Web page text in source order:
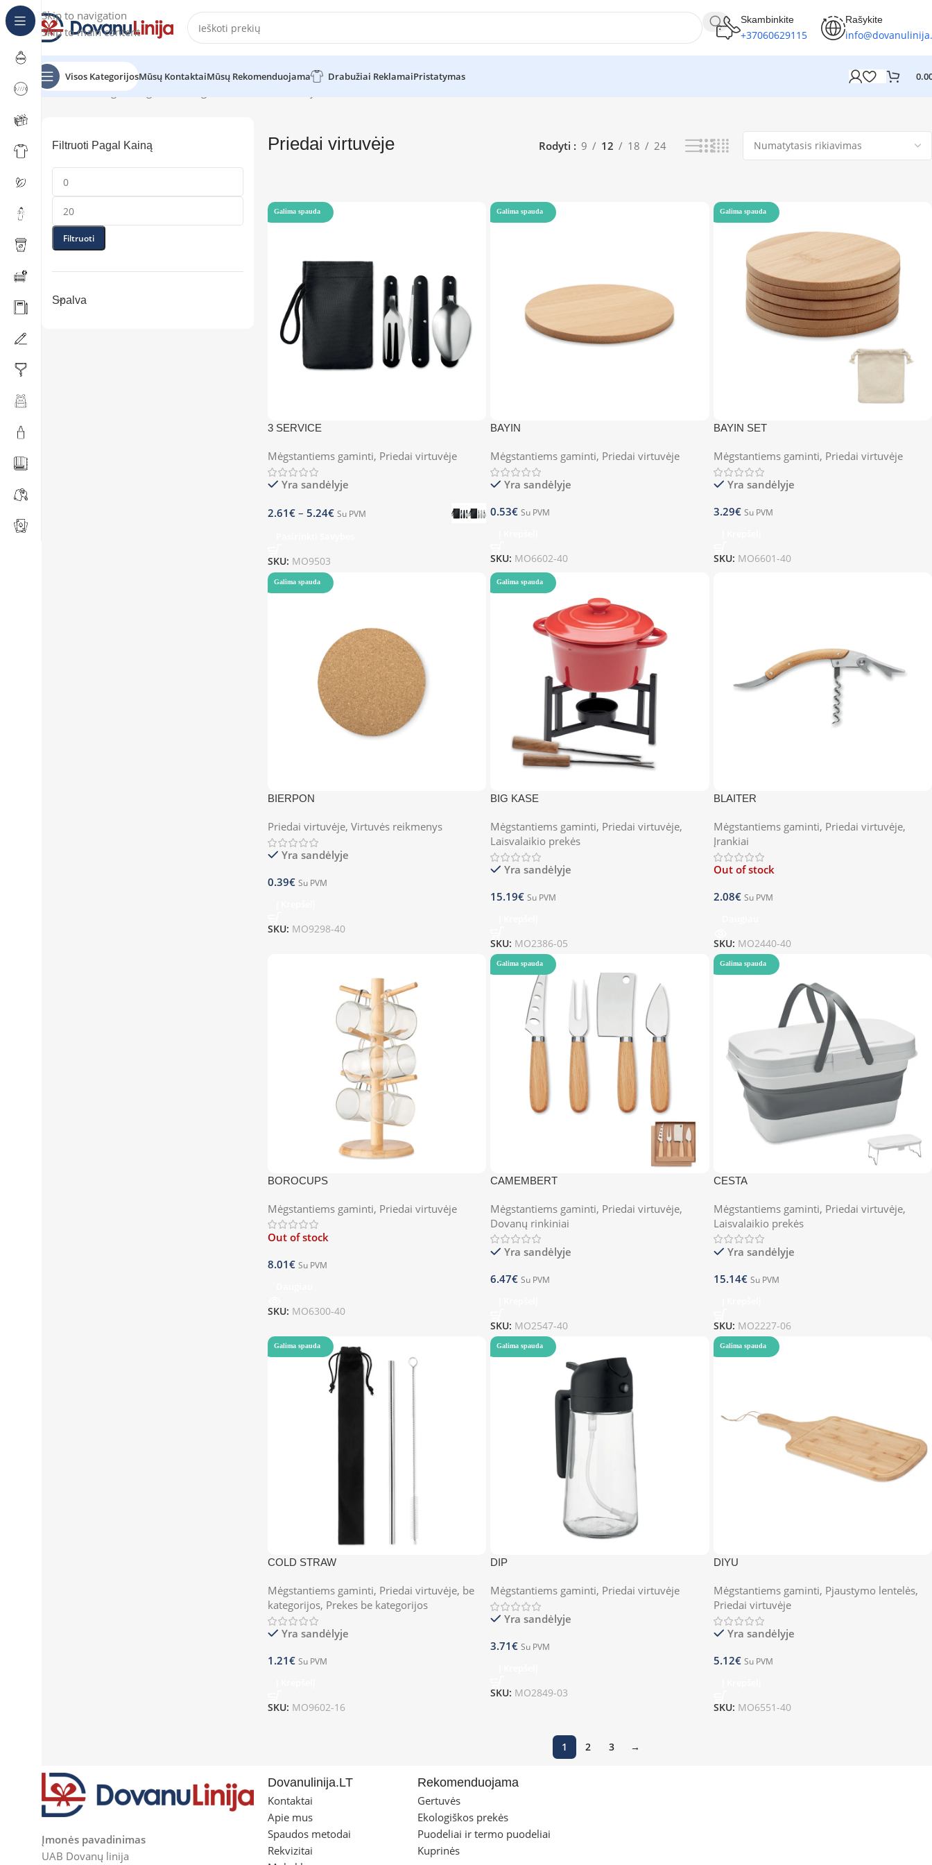
Skip to navigation
Skip to main content
Skambinkite
+37060629115
Rašykite
Visos KategorijosMūsų KontaktaiMūsų Rekomenduojama Drabužiai ReklamaiPristatymas
Pradžia Katalogas Mėgstantiems gaminti
Filtruoti Pagal Kainą
Filtruoti
Spalva
Priedai virtuvėje Rodyti 9 12 18 24
Galima spauda
3 SERVICE
Mėgstantiems gaminti, Priedai virtuvėje
Yra sandėlyje
2.61€ – 5.24€ Su PVM
SKU: MO9503
Galima spauda
BAYIN
Mėgstantiems gaminti, Priedai virtuvėje
Yra sandėlyje
0.53€ Su PVM
SKU: MO6602-40
Galima spauda
BAYIN SET
Mėgstantiems gaminti, Priedai virtuvėje
Yra sandėlyje
3.29€ Su PVM
SKU: MO6601-40
Galima spauda
BIERPON
Priedai virtuvėje, Virtuvės reikmenys
Yra sandėlyje
0.39€ Su PVM
SKU: MO9298-40
Galima spauda
BIG KASE
Mėgstantiems gaminti, Priedai virtuvėje,
Laisvalaikio prekės
Yra sandėlyje
15.19€ Su PVM
SKU: MO2386-05
BLAITER
Mėgstantiems gaminti, Priedai virtuvėje,
Įrankiai
Out of stock
2.08€ Su PVM
SKU: MO2440-40
BOROCUPS
Mėgstantiems gaminti, Priedai virtuvėje
Out of stock
8.01€ Su PVM
SKU: MO6300-40
Galima spauda
CAMEMBERT
Mėgstantiems gaminti, Priedai virtuvėje,
Dovanų rinkiniai
Yra sandėlyje
6.47€ Su PVM
SKU: MO2547-40
Galima spauda
CESTA
Mėgstantiems gaminti, Priedai virtuvėje,
Laisvalaikio prekės
Yra sandėlyje
15.14€ Su PVM
SKU: MO2227-06
Galima spauda
COLD STRAW
Mėgstantiems gaminti, Priedai virtuvėje, be
kategorijos, Prekes be kategorijos
Yra sandėlyje
1.21€ Su PVM
SKU: MO9602-16
Galima spauda
DIP
Mėgstantiems gaminti, Priedai virtuvėje
Yra sandėlyje
3.71€ Su PVM
SKU: MO2849-03
Galima spauda
DIYU
Mėgstantiems gaminti, Pjaustymo lentelės,
Priedai virtuvėje
Yra sandėlyje
5.12€ Su PVM
SKU: MO6551-40
1 2 3 →
Įmonės pavadinimas
UAB Dovanų linija
Dovanulinija.LT
Kontaktai
Apie mus
Spaudos metodai
Rekvizitai
Rekomenduojama
Gertuvės
Ekologiškos prekės
Puodeliai ir termo puodeliai
Kuprinės